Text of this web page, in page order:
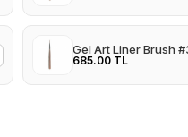
Gel Art Liner Brush
685.00 TL